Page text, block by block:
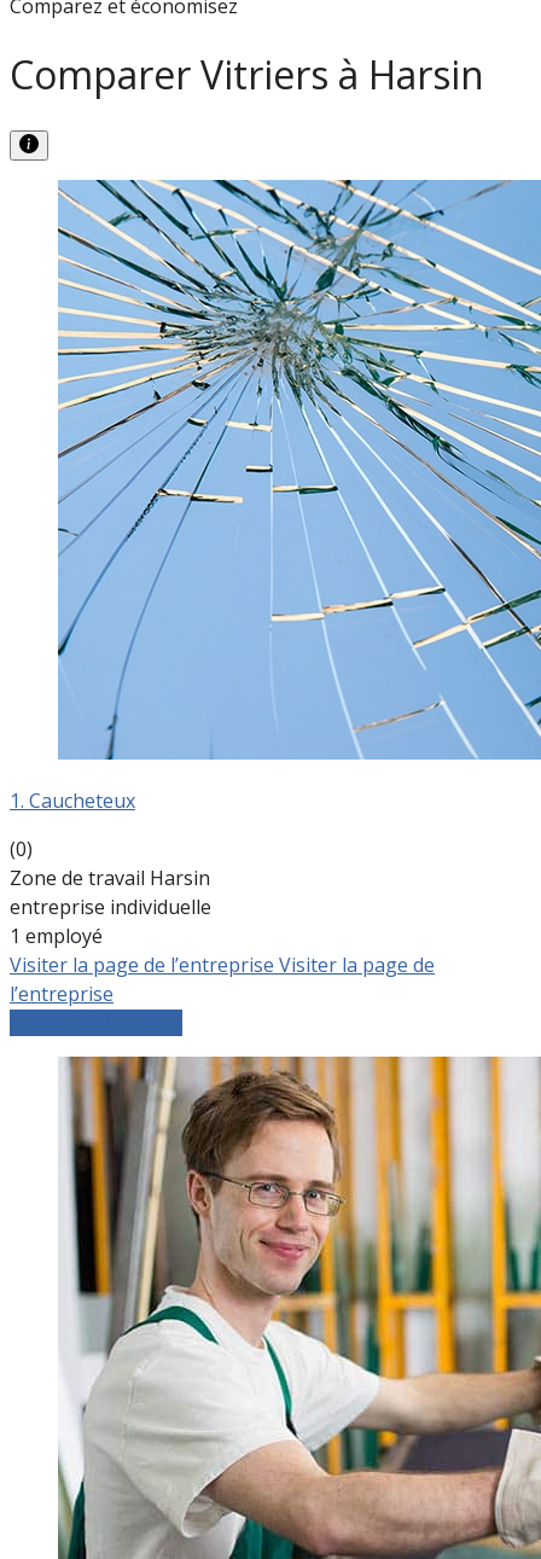
Comparez et économisez
Comparer Vitriers à Harsin
1. Caucheteux
(0)
Zone de travail Harsin
entreprise individuelle
1 employé
Visiter la page de l’entreprise Visiter la page de
l’entreprise